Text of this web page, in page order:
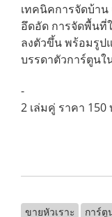
เทคนิคการจัดบ้า
อึดอัด การจัดพื้นที่
ลงตัวขึ้น พร้อมรูป
บรรดาตัวการ์ตูนใ
-
2 เล่มคู่ ราคา 150
ขายหัวเราะ การ์ตู